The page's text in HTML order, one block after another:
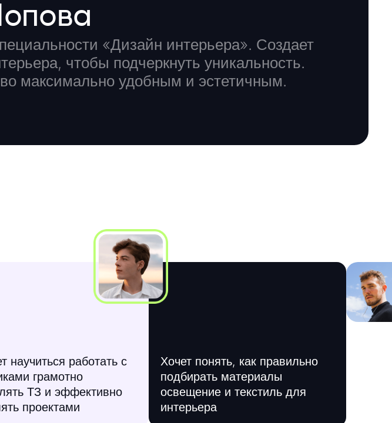
«Дизайн интерьера». Создает
чтобы подчеркнуть уникальность.
максимально удобным и эстетичным.
научиться работать с
грамотно
ТЗ и эффективно
проектами
Хочет понять, как правильно
подбирать материалы
освещение и текстиль для
интерьера